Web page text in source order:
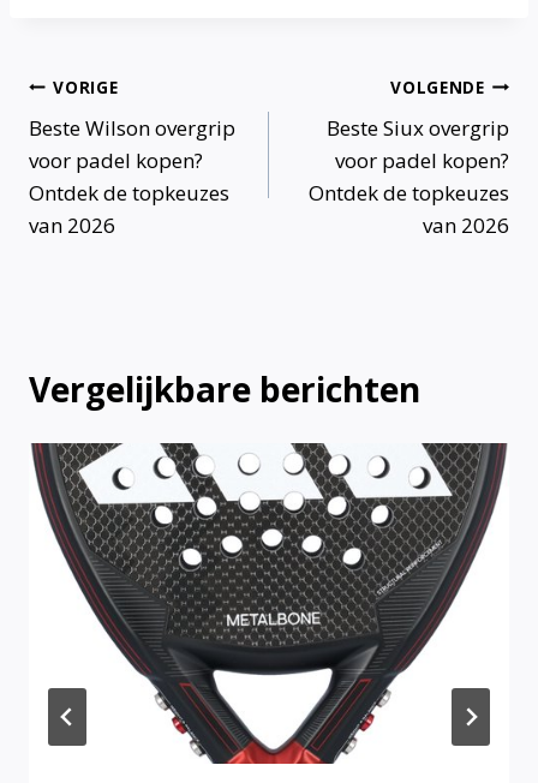
Bericht
navigatie
VORIGE
Beste Wilson overgrip
voor padel kopen?
Ontdek de topkeuzes
van 2026
VOLGENDE
Beste Siux overgrip
voor padel kopen?
Ontdek de topkeuzes
van 2026
Vergelijkbare berichten